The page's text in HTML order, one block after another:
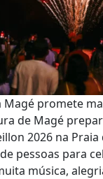
Magé promete
de Magé
2026 na
pessoas para
música,